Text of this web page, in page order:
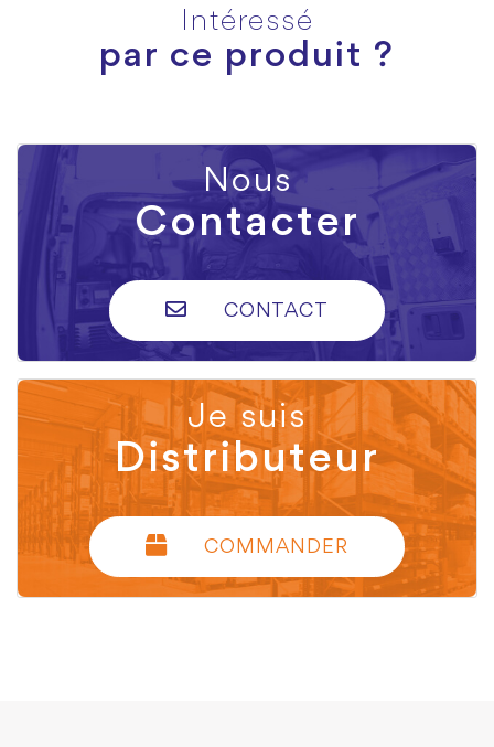
Intéressé
par ce produit ?
Nous
Contacter
CONTACT
Je suis
Distributeur
COMMANDER